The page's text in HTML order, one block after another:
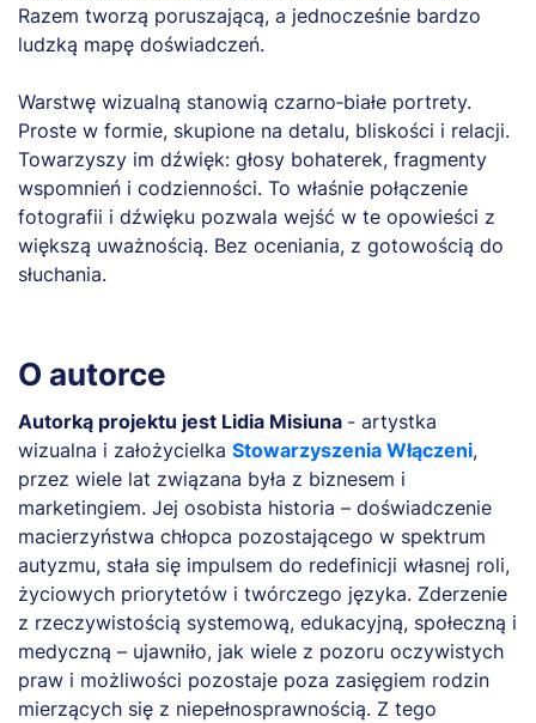
Razem tworzą poruszającą, a jednocześnie bardzo
ludzką mapę doświadczeń.
Warstwę wizualną stanowią czarno‑białe portrety.
Proste w formie, skupione na detalu, bliskości i relacji.
Towarzyszy im dźwięk: głosy bohaterek, fragmenty
wspomnień i codzienności. To właśnie połączenie
fotografii i dźwięku pozwala wejść w te opowieści z
większą uważnością. Bez oceniania, z gotowością do
słuchania.
O autorce
Autorką projektu jest Lidia Misiuna - artystka
wizualna i założycielka Stowarzyszenia Włączeni,
przez wiele lat związana była z biznesem i
marketingiem. Jej osobista historia – doświadczenie
macierzyństwa chłopca pozostającego w spektrum
autyzmu, stała się impulsem do redefinicji własnej roli,
życiowych priorytetów i twórczego języka. Zderzenie
z rzeczywistością systemową, edukacyjną, społeczną i
medyczną – ujawniło, jak wiele z pozoru oczywistych
praw i możliwości pozostaje poza zasięgiem rodzin
mierzących się z niepełnosprawnością. Z tego